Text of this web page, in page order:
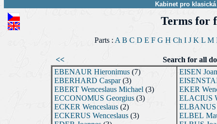
Kabinet pro
Terms for
Parts : A B C D E F G H Ch I J K L M
<<
Search for all
EBENAUR Hieronimus(7)
EBERHARD Caspar(3)
EBERT Wenceslaus Michael (3)
ECCONOMUS Georgius(3)
ECKER Wenceslaus(2)
ECKERUS Wenceslaus(3)
EISEN
EKER
ELACIUS
ELBANUS
ELBEL